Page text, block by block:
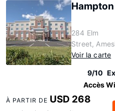
284 Elm
Street,
Voir la carte
9/10
Accès
À PARTIR DE USD 268